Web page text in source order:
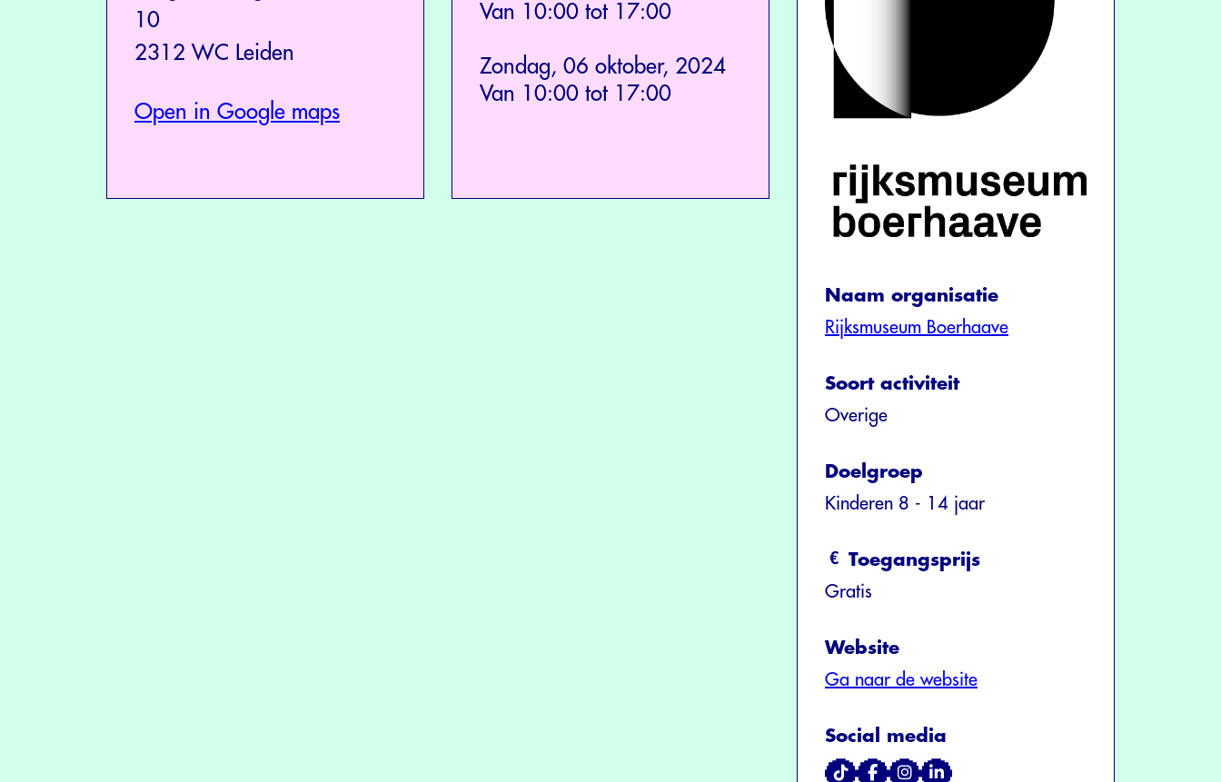
10
2312 WC Leiden
Open in Google maps
Van 10:00 tot 17:00
Zondag, 06 oktober, 2024
Van 10:00 tot 17:00
Naam organisatie
Rijksmuseum Boerhaave
Soort activiteit
Overige
Doelgroep
Kinderen 8 - 14 jaar
Toegangsprijs
Gratis
Website
Ga naar de website
Social media